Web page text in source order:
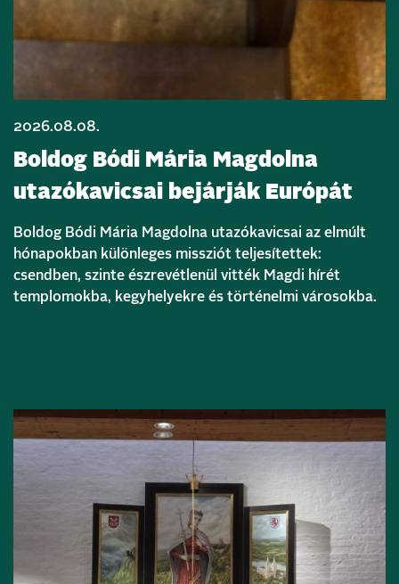
2026.08.08.
Boldog Bódi Mária Magdolna
utazókavicsai bejárják Európát
Boldog Bódi Mária Magdolna utazókavicsai az elmúlt
hónapokban különleges missziót teljesítettek:
csendben, szinte észrevétlenül vitték Magdi hírét
templomokba, kegyhelyekre és történelmi városokba.